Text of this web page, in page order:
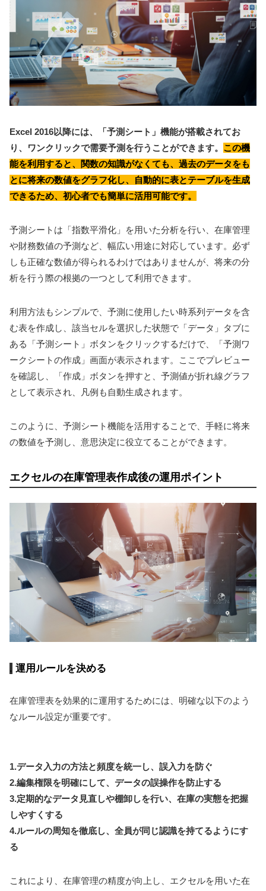
Excel 2016以降には、「予測シート」機能が搭載されてお
り、ワンクリックで需要予測を行うことができます。 この機
能を利用すると、関数の知識がなくても、過去のデータをも
とに将来の数値をグラフ化し、自動的に表とテーブルを生成
できるため、初心者でも簡単に活用可能です。
予測シートは「指数平滑化」を用いた分析を行い、在庫管理
や財務数値の予測など、幅広い用途に対応しています。必ず
しも正確な数値が得られるわけではありませんが、将来の分
析を行う際の根拠の一つとして利用できます。
利用方法もシンプルで、予測に使用したい時系列データを含
む表を作成し、該当セルを選択した状態で「データ」タブに
ある「予測シート」ボタンをクリックするだけで、「予測ワ
ークシートの作成」画面が表示されます。ここでプレビュー
を確認し、「作成」ボタンを押すと、予測値が折れ線グラフ
として表示され、凡例も自動生成されます。
このように、予測シート機能を活用することで、手軽に将来
の数値を予測し、意思決定に役立てることができます。
エクセルの在庫管理表作成後の運用ポイント
運用ルールを決める
在庫管理表を効果的に運用するためには、明確な以下のよう
なルール設定が重要です。
1.データ入力の方法と頻度を統一し、誤入力を防ぐ
2.編集権限を明確にして、データの誤操作を防止する
3.定期的なデータ見直しや棚卸しを行い、在庫の実態を把握
しやすくする
4.ルールの周知を徹底し、全員が同じ認識を持てるようにす
る
これにより、在庫管理の精度が向上し、エクセルを用いた在